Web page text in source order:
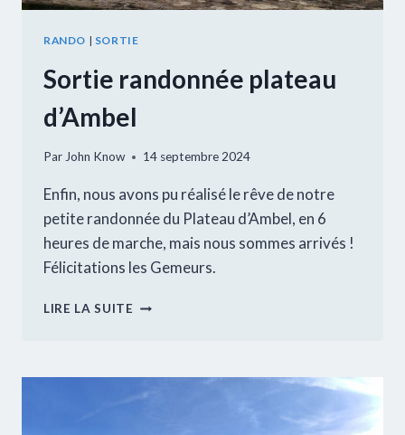
RANDO | SORTIE
Sortie randonnée plateau
d’Ambel
ParJohn Know 14 septembre 2024
Enfin, nous avons pu réalisé le rêve de notre
petite randonnée du Plateau d’Ambel, en 6
heures de marche, mais nous sommes arrivés !
Félicitations les Gemeurs.
LIRE LA SUITE SORTIE